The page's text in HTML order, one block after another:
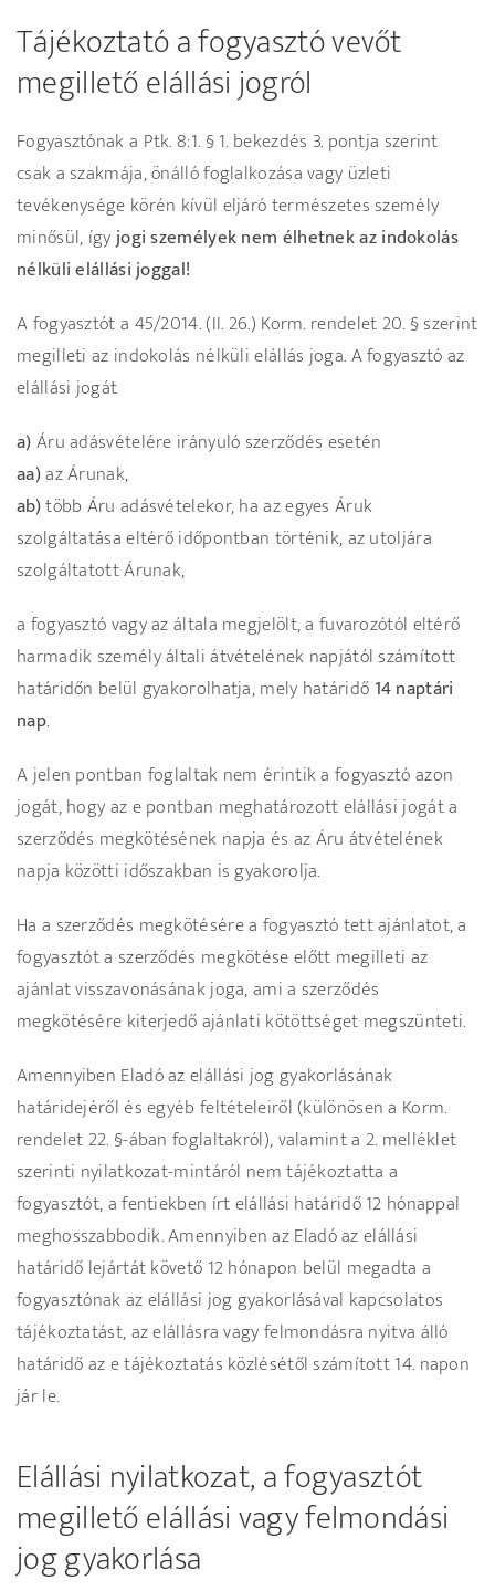
Tájékoztató a fogyasztó vevőt
megillető elállási jogról
Fogyasztónak a Ptk. 8:1. § 1. bekezdés 3. pontja szerint
csak a szakmája, önálló foglalkozása vagy üzleti
tevékenysége körén kívül eljáró természetes személy
minősül, ígyjogi személyek nem élhetnek az indokolás
nélküli elállási joggal!
A fogyasztót a 45/2014. (II. 26.) Korm. rendelet 20. § szerint
megilleti az indokolás nélküli elállás joga. A fogyasztó az
elállási jogát
a)Áru adásvételére irányuló szerződés esetén
aa)az Árunak,
ab)több Áru adásvételekor, ha az egyes Áruk
szolgáltatása eltérő időpontban történik, az utoljára
szolgáltatott Árunak,
a fogyasztó vagy az általa megjelölt, a fuvarozótól eltérő
harmadik személy általi átvételének napjától számított
határidőn belül gyakorolhatja, mely határidő 14 naptári
nap.
A jelen pontban foglaltak nem érintik a fogyasztó azon
jogát, hogy az e pontban meghatározott elállási jogát a
szerződés megkötésének napja és az Áru átvételének
napja közötti időszakban is gyakorolja.
Ha a szerződés megkötésére a fogyasztó tett ajánlatot, a
fogyasztót a szerződés megkötése előtt megilleti az
ajánlat visszavonásának joga, ami a szerződés
megkötésére kiterjedő ajánlati kötöttséget megszünteti.
Amennyiben Eladó az elállási jog gyakorlásának
határidejéről és egyéb feltételeiről (különösen a Korm.
rendelet 22. §-ában foglaltakról), valamint a 2. melléklet
szerinti nyilatkozat-mintáról nem tájékoztatta a
fogyasztót, a fentiekben írt elállási határidő 12 hónappal
meghosszabbodik. Amennyiben az Eladó az elállási
határidő lejártát követő 12 hónapon belül megadta a
fogyasztónak az elállási jog gyakorlásával kapcsolatos
tájékoztatást, az elállásra vagy felmondásra nyitva álló
határidő az e tájékoztatás közlésétől számított 14. napon
jár le.
Elállási nyilatkozat, a fogyasztót
megillető elállási vagy felmondási
jog gyakorlása